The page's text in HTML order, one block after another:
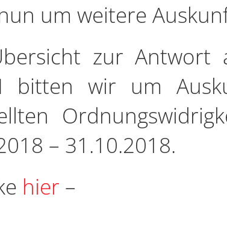
um weitere
zur Antwort
bitten wir um
– 31.10.2018.
hier –